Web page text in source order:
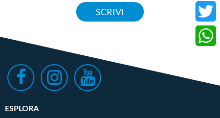
Donwload allegato
Twitter
SCRIVI
ESPLORA